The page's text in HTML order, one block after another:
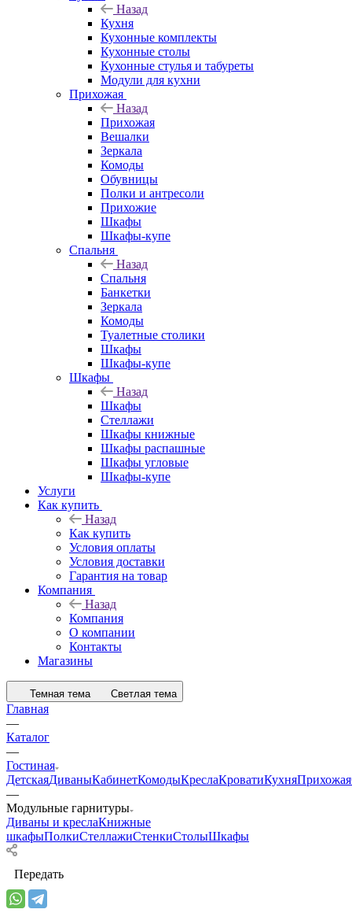
Назад
Кухня
Кухонные комплекты
Кухонные столы
Кухонные стулья и табуреты
Модули для кухни
Прихожая
Назад
Прихожая
Вешалки
Зеркала
Комоды
Обувницы
Полки и антресоли
Прихожие
Шкафы
Шкафы-купе
Спальня
Назад
Спальня
Банкетки
Зеркала
Комоды
Туалетные столики
Шкафы
Шкафы-купе
Шкафы
Назад
Шкафы
Стеллажи
Шкафы книжные
Шкафы распашные
Шкафы угловые
Шкафы-купе
Услуги
Как купить
Назад
Как купить
Условия оплаты
Условия доставки
Гарантия на товар
Компания
Назад
Компания
О компании
Контакты
Магазины
Темная тема Светлая тема
Главная
—
Каталог
—
Гостиная
ДетскаяДиваныКабинетКомодыКреслаКроватиКухняПрихожая
—
Модульные гарнитуры
Диваны и креслаКнижные
шкафыПолкиСтеллажиСтенкиСтолыШкафы
Передать